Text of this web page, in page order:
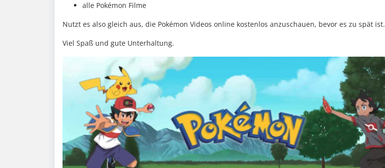
alle Pokémon Filme
Nutzt es also gleich aus, die Pokémon Videos online kostenlos anzuschauen, bevor es zu spät ist.
Viel Spaß und gute Unterhaltung.